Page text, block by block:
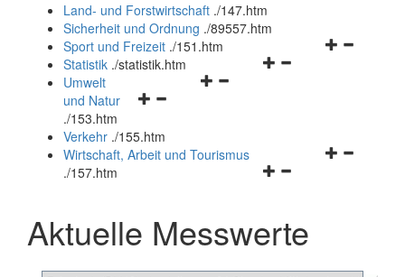
und
schließen
Land- und Forstwirtschaft ./147.htm
Sicherheit und Ordnung ./89557.htm
Navigationsmenü
Sport und Freizeit ./151.htm
Navigationsmenü
Statistik ./statistik.htm
Navigationsmenü
und
schließen
Umwelt
und Natur
./153.htm
Verkehr ./155.htm
Navigationsmenü
schließen
Wirtschaft, Arbeit und Tourismus
./157.htm
Aktuelle Messwerte